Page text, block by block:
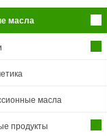
масла
масла
продукты